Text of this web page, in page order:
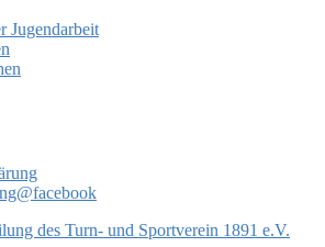
Jugendarbeit
des Turn- und Sportverein 1891 e.V.